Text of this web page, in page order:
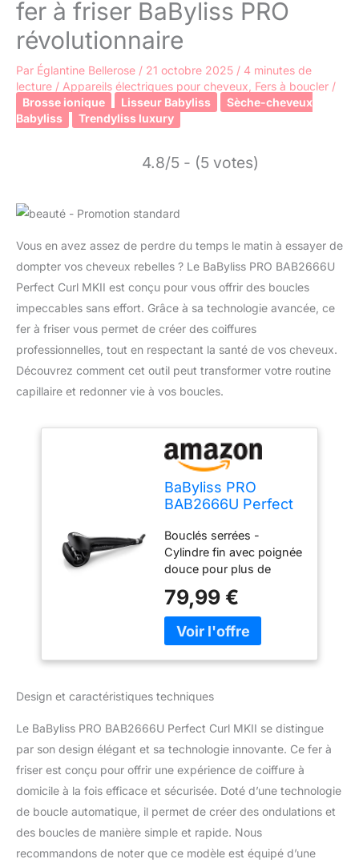
fer à friser BaByliss PRO
révolutionnaire
Par Églantine Bellerose / 21 octobre 2025 / 4 minutes de
lecture / Appareils électriques pour cheveux Fers à boucler /
Brosse ionique
Lisseur Babyliss
Sèche-cheveux
Babyliss
Trendyliss luxury
4.8/5 - (5 votes)
Vous en avez assez de perdre du temps le matin à essayer de
dompter vos cheveux rebelles ? Le BaByliss PRO BAB2666U
Perfect Curl MKII est conçu pour vous offrir des boucles
impeccables sans effort. Grâce à sa technologie avancée, ce
fer à friser vous permet de créer des coiffures
professionnelles, tout en respectant la santé de vos cheveux.
Découvrez comment cet outil peut transformer votre routine
capillaire et redonner vie à vos boucles.
BaByliss PRO
BAB2666U Perfect
friser
Bouclés serrées -
Cylindre fin avec poignée
douce pour plus de
sont enveloppés
fermement, pour obtenir
des boucles sans effort.
tension garantissent que
en douceur, pour des
boucles définies, à
l'aspect naturel. Boucles
légères : les cheveux
sont soigneusement
cylindre, pour un effet
léger. Technologie:
79,99 €
Design et caractéristiques techniques
Le BaByliss PRO BAB2666U Perfect Curl MKII se distingue
par son design élégant et sa technologie innovante. Ce fer à
friser est conçu pour offrir une expérience de coiffure à
domicile à la fois efficace et sécurisée. Doté d’une technologie
de boucle automatique, il permet de créer des ondulations et
des boucles de manière simple et rapide. Nous
recommandons de noter que ce modèle est équipé d’une